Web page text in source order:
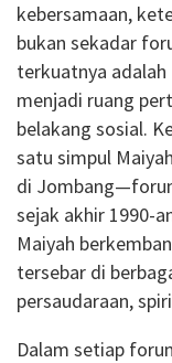
kebersamaan,
bukan sekadar
terkuatnya
menjadi ruang
belakang sosial.
satu simpul
di
sejak akhir 1990-
Maiyah
tersebar di
persaudaraan,
Dalam setiap